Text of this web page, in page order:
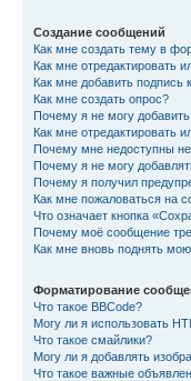
Создание сообщений
Как мне создать тему в
Как мне отредактировать
Как мне добавить
Как мне создать опрос?
Почему я не могу
Как мне отредактировать
Почему мне недоступны
Почему я не могу
Почему я получил
Как мне пожаловаться на
Что означает кнопка
Почему моё сообщение
Как мне вновь поднять
Форматирование
Что такое BBCode?
Могу ли я использовать
Что такое смайлики?
Могу ли я добавлять
Что такое важные